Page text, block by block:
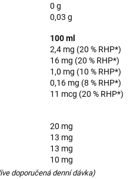
0 g
0,03 g
100 ml
2,4 mg (20 % RHP*)
16 mg (20 % RHP*)
1,0 mg (10 % RHP*)
0,16 mg (8 % RHP*)
11 mcg (20 % RHP*)
20 mg
13 mg
13 mg
10 mg
doporučená denní dávka)